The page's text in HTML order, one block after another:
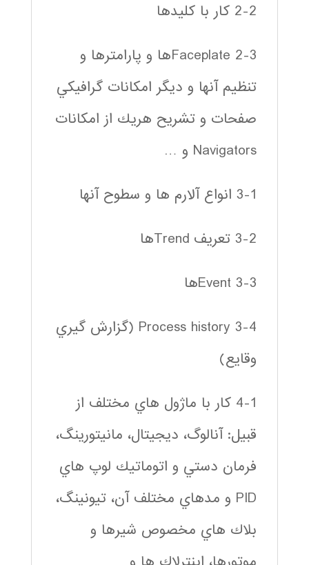
2-2 كار با كليدها
2-3 Faceplateها و پارامترها و
تنظيم آنها و ديگر امكانات گرافيكي
صفحات و تشريح هريك از امكانات
Navigators و …
3-1 انواع آلارم ها و سطوح آنها
3-2 تعريف Trendها
3-3 Eventها
3-4 Process history (گزارش گيري
وقايع)
4-1 كار با ماژول هاي مختلف از
قبيل: آنالوگ، ديجيتال، مانيتورينگ،
فرمان دستي و اتوماتيك لوپ هاي
PID و مدهاي مختلف آن، تيونينگ،
بلاك هاي مخصوص شيرها و